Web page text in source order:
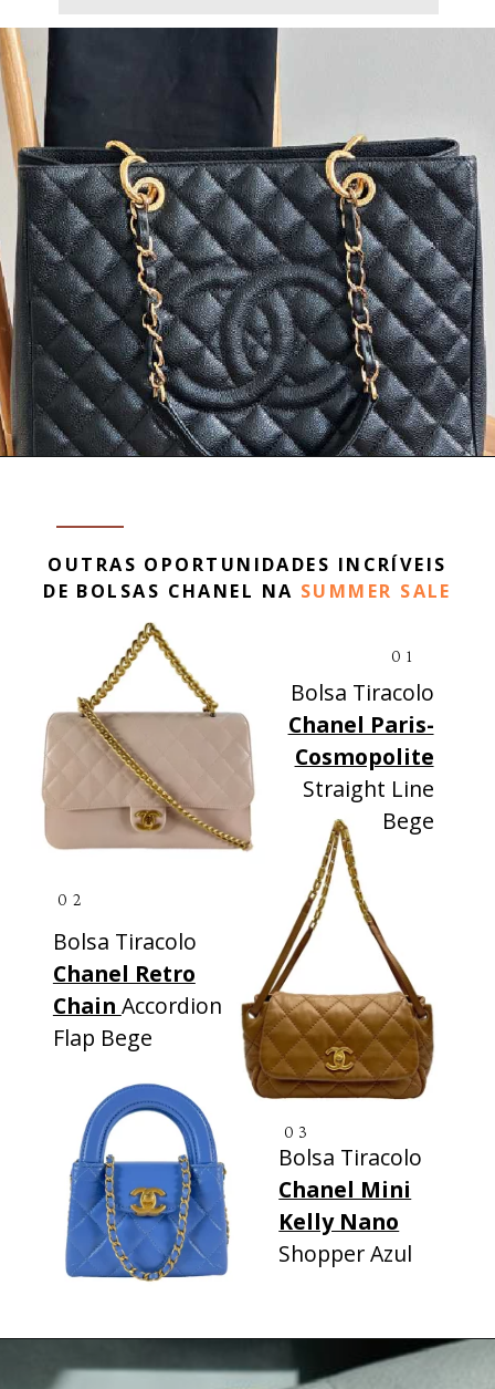
OUTRAS OPORTUNIDADES INCRÍVEIS
DE BOLSAS CHANEL NA SUMMER SALE
Bolsa Tiracolo
Chanel Paris-
Cosmopolite
Straight Line
Bege
03
Bolsa Tiracolo
Chanel Mini
Kelly Nano
Shopper Azul
Bolsa Tiracolo
Chanel Retro
Chain Accordion
Flap Bege
02
01